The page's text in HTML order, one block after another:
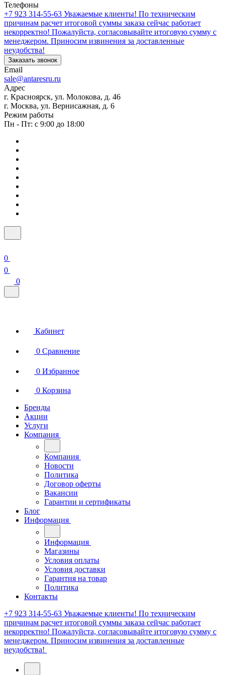
Телефоны
+7 923 314-55-63 Уважаемые клиенты! По техническим
причинам расчет итоговой суммы заказа сейчас работает
некорректно! Пожалуйста, согласовывайте итоговую сумму с
менеджером. Приносим извинения за доставленные
неудобства!
Заказать звонок
Email
sale@antaresru.ru
Адрес
г. Красноярск, ул. Молокова, д. 46
г. Москва, ул. Вернисажная, д. 6
Режим работы
Пн - Пт: с 9:00 до 18:00
0
0
0
Кабинет
0 Сравнение
0 Избранное
0 Корзина
Бренды
Акции
Услуги
Компания
Компания
Новости
Политика
Договор оферты
Вакансии
Гарантии и сертификаты
Блог
Информация
Информация
Магазины
Условия оплаты
Условия доставки
Гарантия на товар
Политика
Контакты
+7 923 314-55-63 Уважаемые клиенты! По техническим
причинам расчет итоговой суммы заказа сейчас работает
некорректно! Пожалуйста, согласовывайте итоговую сумму с
менеджером. Приносим извинения за доставленные
неудобства!